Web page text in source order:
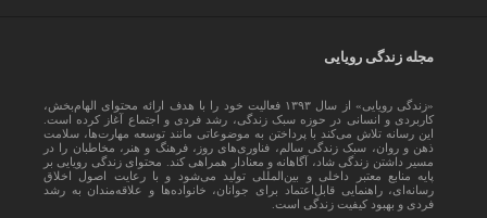
مجله زندگی رویایی
«زندگی رویایی» از سال ۱۳۹۳ فعالیت خود را با هدف ارائه محتوای الهام‌بخش،
کاربردی و انسانی در حوزه سبک زندگی، رشد فردی و اجتماع آغاز کرده است.
این رسانه تلاش می‌کند با پرداختن به موضوعاتی مانند توسعه مهارت‌ها، سلامت
ذهن و روان، سبک زندگی سالم، فناوری‌های روز، فرهنگ و هنر، مخاطبان را در
مسیر داشتن زندگی شاد، آگاهانه و معنادار همراهی کند. محتوای زندگی رویایی بر
پایه منابع معتبر داخلی و بین‌المللی تولید می‌شود و با رعایت اصول اخلاق
رسانه‌ای، راهنمایی قابل‌اعتماد برای جوانان، خانواده‌ها و علاقه‌مندان به رشد
فردی و بهبود کیفیت زندگی است.